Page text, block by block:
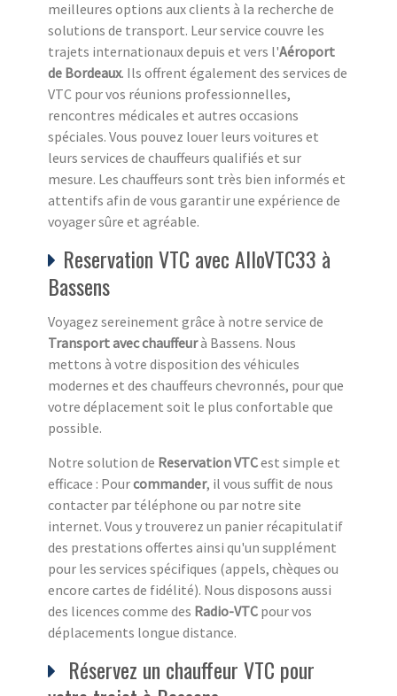
meilleures options aux clients à la recherche de
solutions de transport. Leur service couvre les
trajets internationaux depuis et vers l'Aéroport
de Bordeaux. Ils offrent également des services de
VTC pour vos réunions professionnelles,
rencontres médicales et autres occasions
spéciales. Vous pouvez louer leurs voitures et
leurs services de chauffeurs qualifiés et sur
mesure. Les chauffeurs sont très bien informés et
attentifs afin de vous garantir une expérience de
voyager sûre et agréable.
Reservation VTC avec AlloVTC33 à
Bassens
Voyagez sereinement grâce à notre service de
Transport avec chauffeurà Bassens. Nous
mettons à votre disposition des véhicules
modernes et des chauffeurs chevronnés, pour que
votre déplacement soit le plus confortable que
possible.
Notre solution de Reservation VTCest simple et
efficace : Pourcommander, il vous suffit de nous
contacter par téléphone ou par notre site
internet. Vous y trouverez un panier récapitulatif
des prestations offertes ainsi qu'un supplément
pour les services spécifiques (appels, chèques ou
encore cartes de fidélité). Nous disposons aussi
des licences comme des Radio-VTC pour vos
déplacements longue distance.
Réservez un chauffeur VTC pour